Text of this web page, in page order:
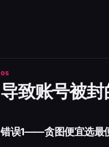
导致账号被
错误1——贪图便宜选最